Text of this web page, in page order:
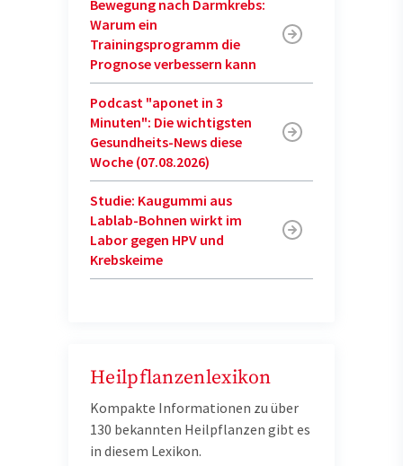
Bewegung nach Darmkrebs:
Warum ein
Trainingsprogramm die
Prognose verbessern kann
Podcast "aponet in 3
Minuten": Die wichtigsten
Gesundheits-News diese
Woche (07.08.2026)
Studie: Kaugummi aus
Lablab-Bohnen wirkt im
Labor gegen HPV und
Krebskeime
Heilpflanzenlexikon
Kompakte Informationen zu über
130 bekannten Heilpflanzen gibt es
in diesem Lexikon.